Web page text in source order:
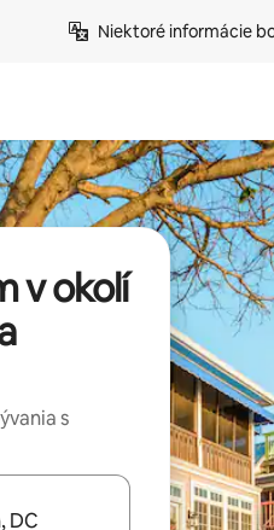
Niektoré informácie
v okolí
s
si ich prechádzať pomocou